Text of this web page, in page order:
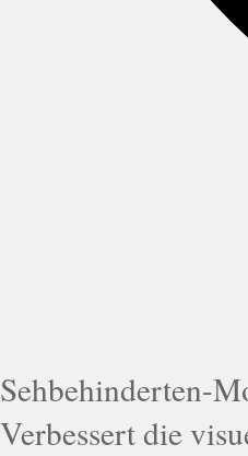
Sehbehinderten-
Verbessert die